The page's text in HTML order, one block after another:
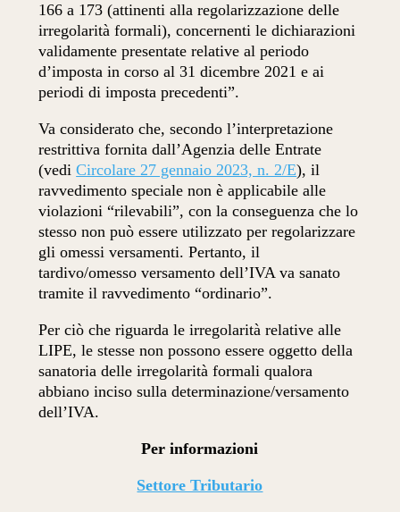
166 a 173 (attinenti alla regolarizzazione delle
irregolarità formali), concernenti le dichiarazioni
validamente presentate relative al periodo
d’imposta in corso al 31 dicembre 2021 e ai
periodi di imposta precedenti”.
Va considerato che, secondo l’interpretazione
restrittiva fornita dall’Agenzia delle Entrate
(vediCircolare 27 gennaio 2023, n. 2/E), il
ravvedimento speciale non è applicabile alle
violazioni “rilevabili”, con la conseguenza che lo
stesso non può essere utilizzato per regolarizzare
gli omessi versamenti. Pertanto, il
tardivo/omesso versamento dell’IVA va sanato
tramite il ravvedimento “ordinario”.
Per ciò che riguarda le irregolarità relative alle
LIPE, le stesse non possono essere oggetto della
sanatoria delle irregolarità formali qualora
abbiano inciso sulla determinazione/versamento
dell’IVA.
Per informazioni
Settore Tributario